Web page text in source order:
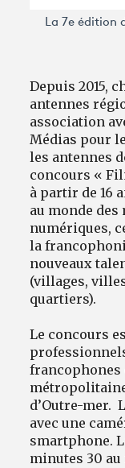
La 7e édition
Depuis 2015,
antennes
association
Médias pour
les antennes
concours «
à partir de 16
au monde
numériques,
la
nouveaux
(villages,
quartiers).
Le concours
francophones
d’Outre-mer.
avec une
smartphone.
minutes 30